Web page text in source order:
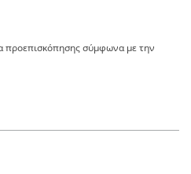
προεπισκόπησης σύμφωνα με την